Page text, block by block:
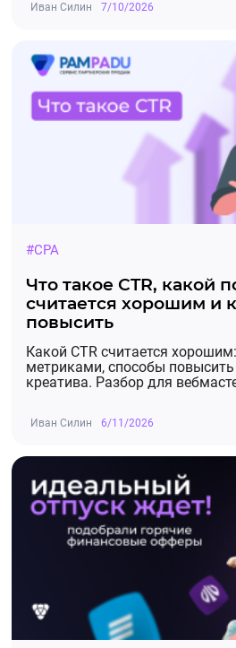
🔔Обновление рекламных материалов
🔔Обновление рекламных
⚡️Добавлены новые
Купить услуги для Telegram
Все для eSIM
AOV-$14,63
Xbox Game Pass, Xbox Live
AOV- $24,47
Иван Силин 7/10/2026
#CPA
Что такое CTR, какой
считается хорошим и
повысить
Какой CTR считается
метриками, способы
креатива. Разбор для
Иван Силин 6/11/2026